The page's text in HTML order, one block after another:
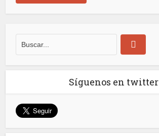
Síguenos en twitter